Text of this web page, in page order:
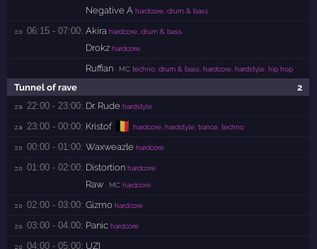
Negative A hardcore, drum & bass
zo 06:15 - 07:00: Akira hardcore, drum & bass
Drokz hardcore
Ruffian · MC techno, drum & bass, hardcore, hardstyle, hip hop
2
Tunnel of rave
za 22:00 - 23:00: Dr. Rude hardstyle
za 23:00 - 00:00: Kristof 🇧🇪 hardcore, hardstyle, trance, techno
zo 00:00 - 01:00: Waxweazle hardcore
zo 01:00 - 02:00: Distortion hardcore
Raw · MC hardcore
zo 02:00 - 03:00: Gizmo hardcore
zo 03:00 - 04:00: Panic hardcore
zo 04:00 - 05:00: UZI